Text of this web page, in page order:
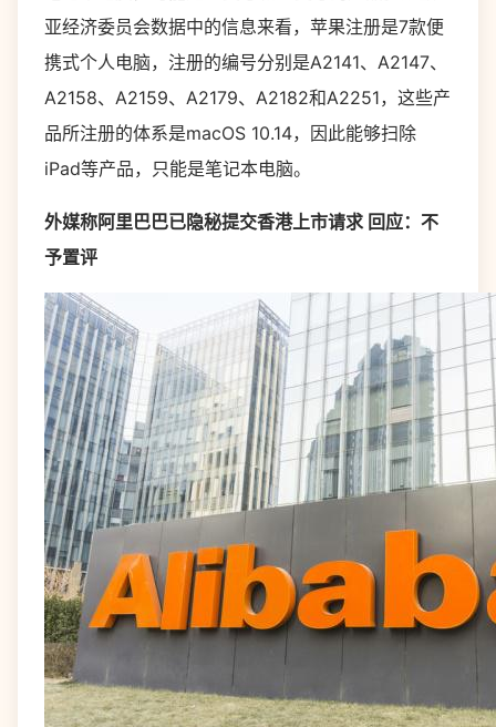
亚经济委员会数据中的信息来看，苹果注册是7款便
携式个人电脑，注册的编号分别是A2141、A2147、
A2158、A2159、A2179、A2182和A2251，这些产
品所注册的体系是macOS 10.14，因此能够扫除
iPad等产品，只能是笔记本电脑。
外媒称阿里巴巴已隐秘提交香港上市请求 回应：不
予置评